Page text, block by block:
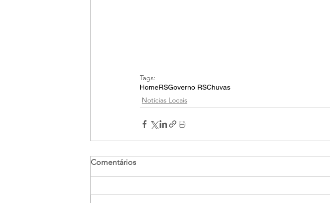
Tags:
HomeRSGoverno RSChuvas
Notícias Locais
Comentários